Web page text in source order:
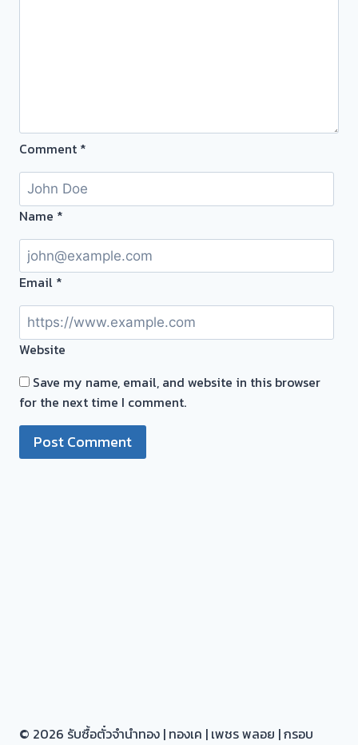
งาน
รับ
ตั๋ว
ทอง
รับ
ทอง
นาค
กรุงเทพ
Comment *
Name *
Email *
Website
Save my name, email, and website in this browser
for the next time I comment.
© 2026 รับซื้อตั๋วจำนำทอง | ทองเค | เพชร พลอย | กรอบ